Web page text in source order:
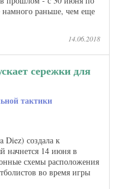
раньше, чем еще
14.06.2018
сережки для
тактики
Diez) создала к
начнется 14 июня в
схемы расположения
во время игры